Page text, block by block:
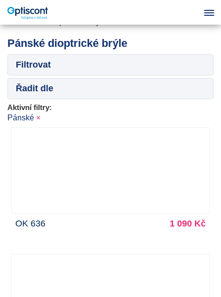
Pánské dioptrické brýle
Filtrovat
Řadit dle
Aktivní filtry:
Pánské ×
OK 636 1 090 Kč